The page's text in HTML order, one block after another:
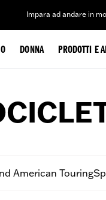
Impara ad andare in
DONNA PRODOTTI E
American Touring